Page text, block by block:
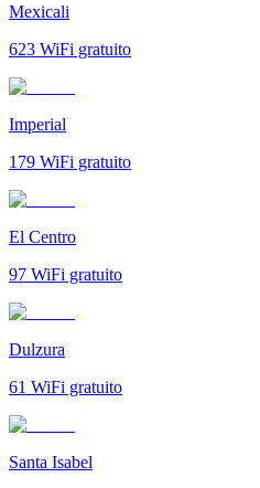
Mexicali
623 WiFi gratuito
Imperial
179 WiFi gratuito
El Centro
97 WiFi gratuito
Dulzura
61 WiFi gratuito
Santa Isabel